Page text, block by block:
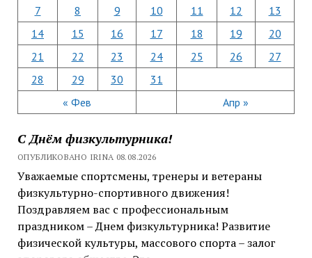
« Фев Апр »
7
8 9 10 11 12
13
14
15 16 17 18 19
20
21
22 23 24 25 26
27
28
29 30 31
С Днём физкультурника!
ОПУБЛИКОВАНО IRINA 08.08.2026
Уважаемые спортсмены, тренеры и ветераны
физкультурно-спортивного движения!
Поздравляем вас с профессиональным
праздником – Днем физкультурника! Развитие
физической культуры, массового спорта – залог